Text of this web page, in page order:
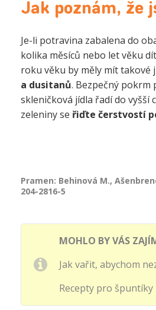
Jak poznám, že
Je-li potravina zabalena do
kolika měsíců nebo let věku
roku věku by měly mít takové
a dusitanů. Bezpečný pokrm
skleničková jídla řadí do vyšší
zeleniny se řiďte čerstvostí
Pramen: Behinová M.,
204-2816-5
MOHLO BY VÁS
Jak vařit, abychom
Recepty pro špuntíky